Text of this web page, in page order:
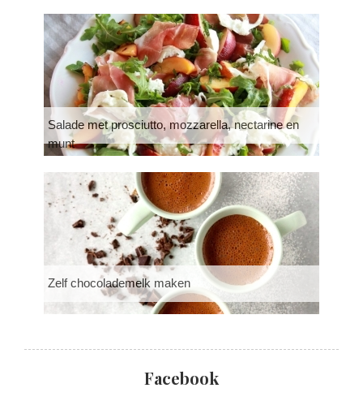
Salade met prosciutto, mozzarella, nectarine en
munt
Zelf chocolademelk maken
Facebook